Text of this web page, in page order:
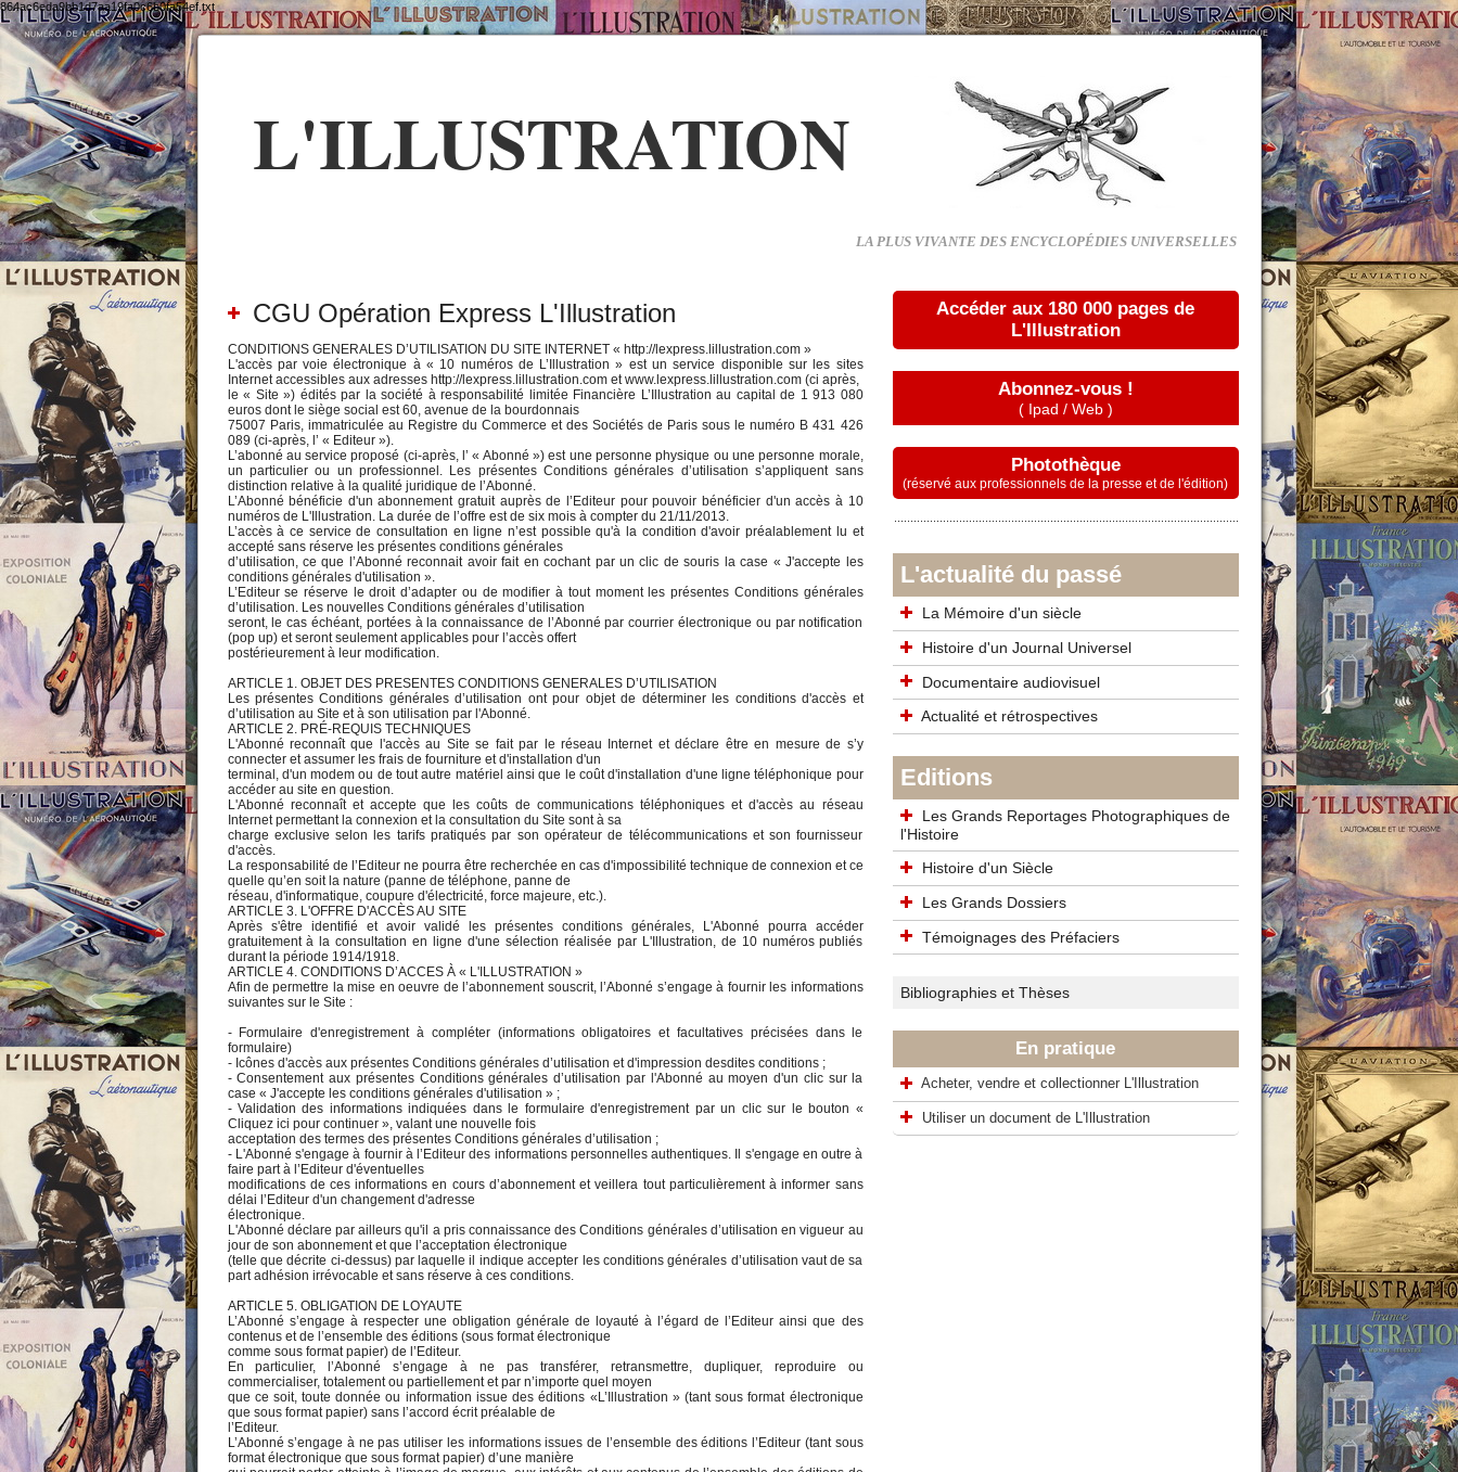
864ac6eda9bb1d7aa19fa0c6b0fa54ef.txt
L'ILLUSTRATION
LA PLUS VIVANTE DES ENCYCLOPÉDIES UNIVERSELLES
CGU Opération Express L'Illustration
CONDITIONS GENERALES D’UTILISATION DU SITE INTERNET « http://lexpress.lillustration.com »
L'accès par voie électronique à « 10 numéros de L’Illustration » est un service disponible sur les sites
Internet accessibles aux adresses http://lexpress.lillustration.com et www.lexpress.lillustration.com (ci après,
le « Site ») édités par la société à responsabilité limitée Financière L’Illustration au capital de 1 913 080
euros dont le siège social est 60, avenue de la bourdonnais
75007 Paris, immatriculée au Registre du Commerce et des Sociétés de Paris sous le numéro B 431 426
089 (ci-après, l’ « Editeur »).
L’abonné au service proposé (ci-après, l’ « Abonné ») est une personne physique ou une personne morale,
un particulier ou un professionnel. Les présentes Conditions générales d’utilisation s’appliquent sans
distinction relative à la qualité juridique de l’Abonné.
L’Abonné bénéficie d'un abonnement gratuit auprès de l’Editeur pour pouvoir bénéficier d'un accès à 10
numéros de L'Illustration. La durée de l’offre est de six mois à compter du 21/11/2013.
L’accès à ce service de consultation en ligne n’est possible qu'à la condition d'avoir préalablement lu et
accepté sans réserve les présentes conditions générales
d’utilisation, ce que l’Abonné reconnait avoir fait en cochant par un clic de souris la case « J'accepte les
conditions générales d'utilisation ».
L’Editeur se réserve le droit d’adapter ou de modifier à tout moment les présentes Conditions générales
d’utilisation. Les nouvelles Conditions générales d’utilisation
seront, le cas échéant, portées à la connaissance de l’Abonné par courrier électronique ou par notification
(pop up) et seront seulement applicables pour l’accès offert
postérieurement à leur modification.
ARTICLE 1. OBJET DES PRESENTES CONDITIONS GENERALES D’UTILISATION
Les présentes Conditions générales d’utilisation ont pour objet de déterminer les conditions d'accès et
d’utilisation au Site et à son utilisation par l'Abonné.
ARTICLE 2. PRÉ-REQUIS TECHNIQUES
L'Abonné reconnaît que l'accès au Site se fait par le réseau Internet et déclare être en mesure de s’y
connecter et assumer les frais de fourniture et d'installation d'un
terminal, d'un modem ou de tout autre matériel ainsi que le coût d'installation d'une ligne téléphonique pour
accéder au site en question.
L'Abonné reconnaît et accepte que les coûts de communications téléphoniques et d'accès au réseau
Internet permettant la connexion et la consultation du Site sont à sa
charge exclusive selon les tarifs pratiqués par son opérateur de télécommunications et son fournisseur
d'accès.
La responsabilité de l’Editeur ne pourra être recherchée en cas d'impossibilité technique de connexion et ce
quelle qu’en soit la nature (panne de téléphone, panne de
réseau, d'informatique, coupure d'électricité, force majeure, etc.).
ARTICLE 3. L'OFFRE D'ACCÈS AU SITE
Après s'être identifié et avoir validé les présentes conditions générales, L'Abonné pourra accéder
gratuitement à la consultation en ligne d'une sélection réalisée par L'Illustration, de 10 numéros publiés
durant la période 1914/1918.
ARTICLE 4. CONDITIONS D’ACCES À « L'ILLUSTRATION »
Afin de permettre la mise en oeuvre de l’abonnement souscrit, l’Abonné s’engage à fournir les informations
suivantes sur le Site :
- Formulaire d'enregistrement à compléter (informations obligatoires et facultatives précisées dans le
formulaire)
- Icônes d'accès aux présentes Conditions générales d’utilisation et d'impression desdites conditions ;
- Consentement aux présentes Conditions générales d’utilisation par l'Abonné au moyen d'un clic sur la
case « J'accepte les conditions générales d'utilisation » ;
- Validation des informations indiquées dans le formulaire d'enregistrement par un clic sur le bouton «
Cliquez ici pour continuer », valant une nouvelle fois
acceptation des termes des présentes Conditions générales d’utilisation ;
- L'Abonné s'engage à fournir à l’Editeur des informations personnelles authentiques. Il s'engage en outre à
faire part à l’Editeur d'éventuelles
modifications de ces informations en cours d’abonnement et veillera tout particulièrement à informer sans
délai l’Editeur d'un changement d'adresse
électronique.
L'Abonné déclare par ailleurs qu'il a pris connaissance des Conditions générales d’utilisation en vigueur au
jour de son abonnement et que l’acceptation électronique
(telle que décrite ci-dessus) par laquelle il indique accepter les conditions générales d’utilisation vaut de sa
part adhésion irrévocable et sans réserve à ces conditions.
ARTICLE 5. OBLIGATION DE LOYAUTE
L’Abonné s’engage à respecter une obligation générale de loyauté à l’égard de l’Editeur ainsi que des
contenus et de l’ensemble des éditions (sous format électronique
comme sous format papier) de l’Editeur.
En particulier, l’Abonné s’engage à ne pas transférer, retransmettre, dupliquer, reproduire ou
commercialiser, totalement ou partiellement et par n’importe quel moyen
que ce soit, toute donnée ou information issue des éditions «L’Illustration » (tant sous format électronique
que sous format papier) sans l’accord écrit préalable de
l’Editeur.
L’Abonné s’engage à ne pas utiliser les informations issues de l’ensemble des éditions l’Editeur (tant sous
format électronique que sous format papier) d’une manière
Accéder aux 180 000 pages de
L'Illustration
Abonnez-vous !
( Ipad / Web )
Photothèque
(réservé aux professionnels de la presse et de l'édition)
L'actualité du passé
La Mémoire d'un siècle
Histoire d'un Journal Universel
Documentaire audiovisuel
Actualité et rétrospectives
Editions
Les Grands Reportages Photographiques de
l'Histoire
Histoire d'un Siècle
Les Grands Dossiers
Témoignages des Préfaciers
Bibliographies et Thèses
En pratique
Acheter, vendre et collectionner L'Illustration
Utiliser un document de L'Illustration